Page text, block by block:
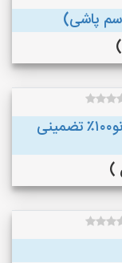
پاشی)
سمپاشی سم پاشی ساس سوسک نانو۱۰۰٪ تضمینی